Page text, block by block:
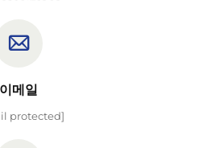
이메일
protected]